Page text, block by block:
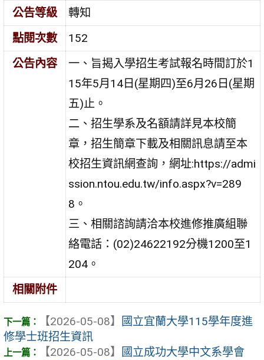
公告等級
轉知
點閱次數
152
公告內容
一、旨揭入學招生考試報名時間訂於1
15年5月14日(星期四)至6月26日(星期
五)止。
二、招生學系及名額請詳見本校簡
章，招生簡章下載及相關訊息請至本
校招生資訊網查詢，網址:https://admi
ssion.ntou.edu.tw/info.aspx?v=289
8。
三、相關諮詢請洽本校進修推廣組聯
絡電話：(02)24622192分機1200至1
204。
相關附件
【2026-05-08】
國立宜蘭大學115學年度進
修學士班招生資訊
【2026-05-08】
國立成功大學中文系學會